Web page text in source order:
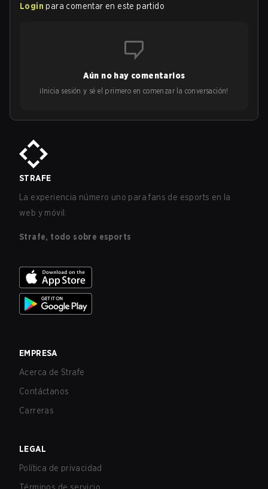
Login para comentar en este partido
Aún no hay comentarios
¡Inicia sesión y sé el primero en comenzar la conversación!
STRAFE
La experiencia número uno para fans de esports en la
web y móvil.
Strafe, todo sobre esports
EMPRESA
Acerca de Strafe
Contáctanos
Carreras
LEGAL
Política de privacidad